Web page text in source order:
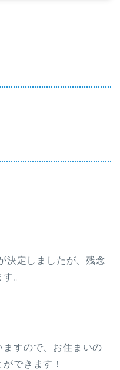
決定しましたが、残念
。
ますので、お住まいの
できます！